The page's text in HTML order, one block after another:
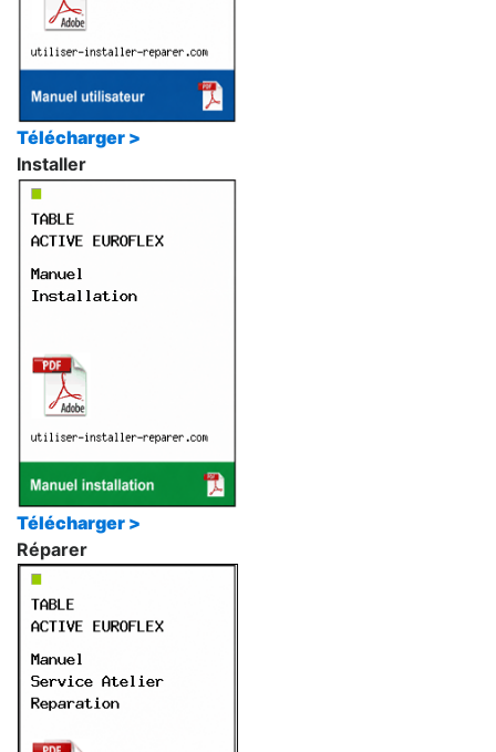
Télécharger >
Installer
Télécharger >
Réparer